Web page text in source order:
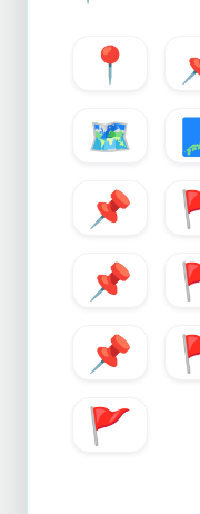
📍
🗺️
📌
📌
📌
🚩